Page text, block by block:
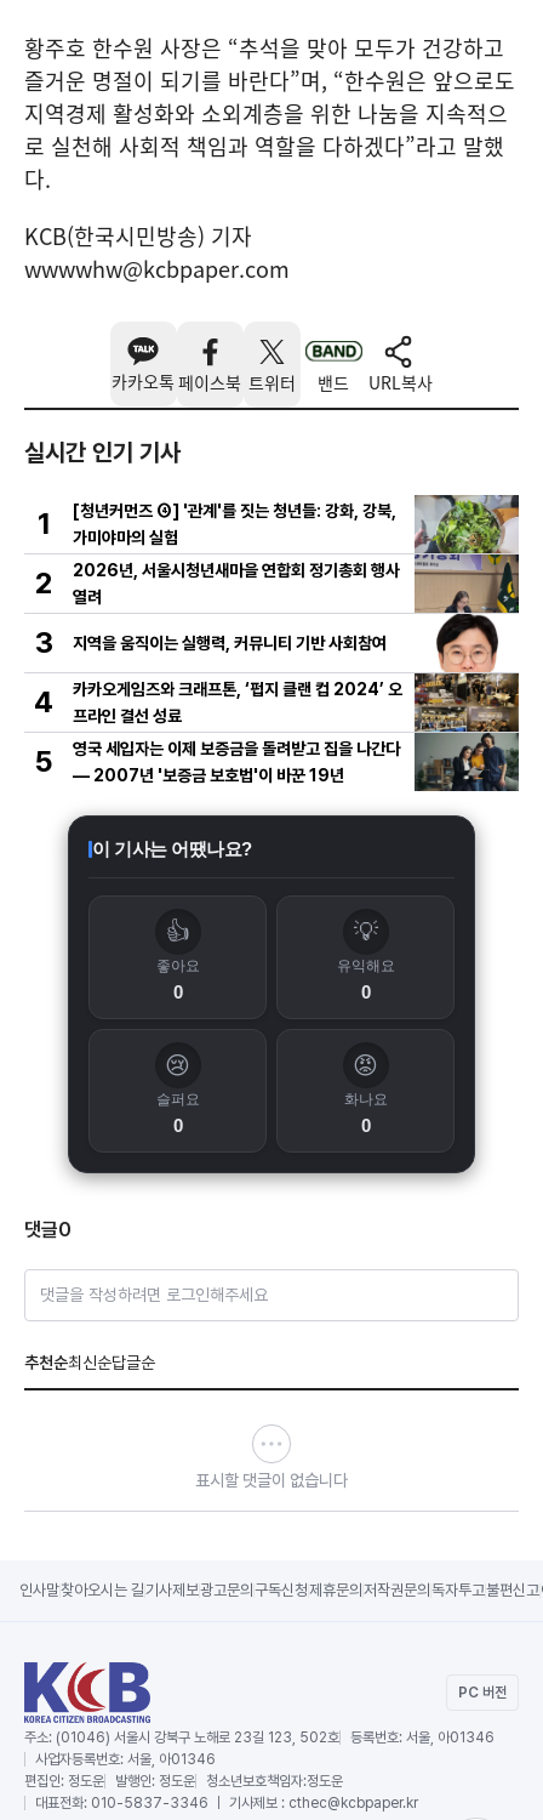
황주호 한수원 사장은 “추석을 맞아 모두가 건강하고
즐거운 명절이 되기를 바란다”며, “한수원은 앞으로도
지역경제 활성화와 소외계층을 위한 나눔을 지속적으
로 실천해 사회적 책임과 역할을 다하겠다”라고 말했
다.
KCB(한국시민방송) 기자
wwwwhw@kcbpaper.com
카카오톡 페이스북 트위터 밴드 URL복사
실시간 인기 기사
1
[청년커먼즈 ④] '관계'를 짓는 청년들: 강화, 강북,
가미야마의 실험
2
2026년, 서울시청년새마을 연합회 정기총회 행사
열려
3 지역을 움직이는 실행력, 커뮤니티 기반 사회참여
4
카카오게임즈와 크래프톤, ‘펍지 클랜 컵 2024’ 오
프라인 결선 성료
5
영국 세입자는 이제 보증금을 돌려받고 집을 나간다
— 2007년 '보증금 보호법'이 바꾼 19년
이 기사는 어땠나요?
👍
좋아요
0
💡
유익해요
0
😢
슬퍼요
0
😡
화나요
0
댓글0
댓글을 작성하려면 로그인해주세요
추천순최신순답글순
표시할 댓글이 없습니다
인사말찾아오시는 길기사제보광고문의 구독신청제휴문의 저작권문의 독자투고불편신고
PC 버전
주소: (01046) 서울시 강북구 노해로 23길 123, 502호 등록번호: 서울, 아01346
사업자등록번호: 서울, 아01346
편집인: 정도운 발행인: 정도운 청소년보호책임자:정도운
대표전화: 010-5837-3346 ｜ 기사제보 : cthec@kcbpaper.kr